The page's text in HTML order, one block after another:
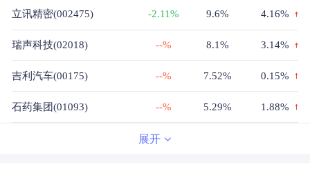
立讯精密(002475) -2.11% 9.6% 4.16%
瑞声科技(02018) --% 8.1% 3.14%
吉利汽车(00175) --% 7.52% 0.15%
石药集团(01093) --% 5.29% 1.88%
--%
展开